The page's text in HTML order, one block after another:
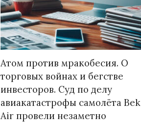
Атом против мракобесия. О
торговых войнах и бегстве
инвесторов. Суд по делу
авиакатастрофы самолёта Bek
Air провели незаметно